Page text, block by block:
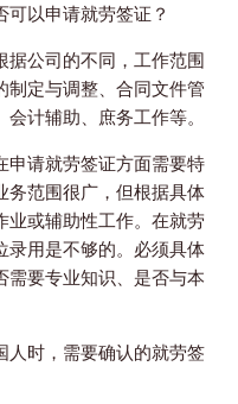
以申请就劳签证？
据公司的不同，工作范围
制定与调整、合同文件管
计辅助、庶务工作等。
申请就劳签证方面需要特
务范围很广，但根据具体
业或辅助性工作。在就劳
录用是不够的。必须具体
需要专业知识、是否与本
人时，需要确认的就劳签